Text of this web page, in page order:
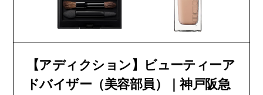
【アディクション】ビューティーア
ドバイザー（美容部員）｜神戸阪急